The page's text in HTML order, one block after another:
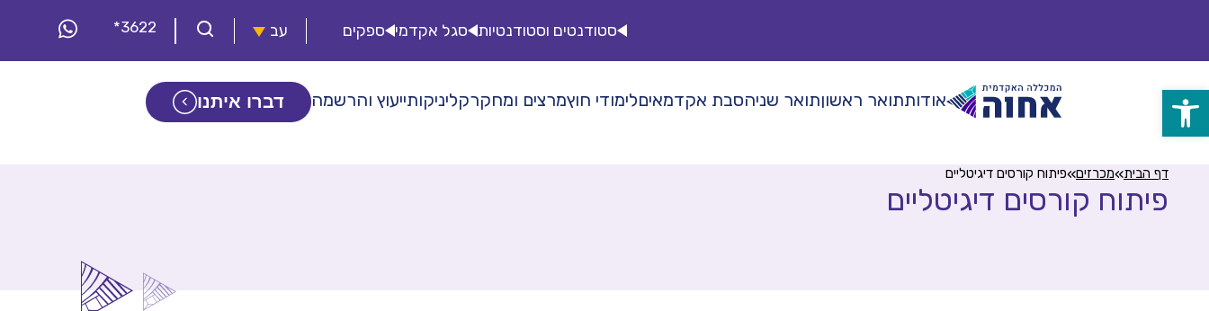
פתח
נגישות
סטודנטים וסטודנטיות סגל אקדמי ספקים עב *3622
אודותתואר ראשוןתואר שניהסבת אקדמאיםלימודי חוץמרצים ומחקרקליניקותייעוץ והרשמה דברו איתנו
דף הבית»מכרזים»פיתוח קורסים דיגיטליים
פיתוח קורסים דיגיטליים